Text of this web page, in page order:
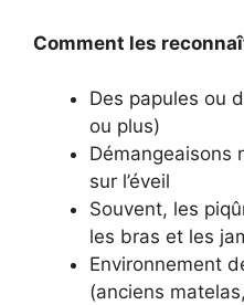
Comment les
Des papules ou
ou plus)
Démangeaisons
sur l’éveil
Souvent, les
les bras et les
Environnement
(anciens